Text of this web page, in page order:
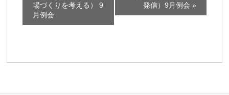
ン
ト
ゲ
場づくりを考える） 9
月例会
発信）9月例会 »